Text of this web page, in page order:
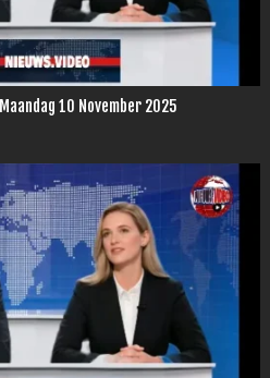
10 November 2025